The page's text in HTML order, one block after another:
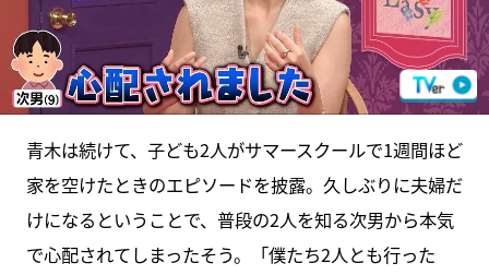
青木は続けて、子ども2人がサマースクールで1週間ほど
家を空けたときのエピソードを披露。久しぶりに夫婦だ
けになるということで、普段の2人を知る次男から本気
で心配されてしまったそう。「僕たち2人とも行った